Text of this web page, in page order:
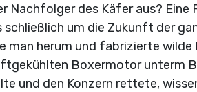
Nachfolger des Käfer aus?
schließlich um die Zukunft der
herum und fabrizierte wilde
Boxermotor unterm
und den Konzern rettete,